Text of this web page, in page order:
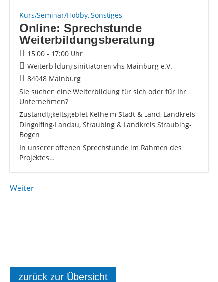
Kurs/Seminar/Hobby, Sonstiges
Online: Sprechstunde
Weiterbildungsberatung
15:00 - 17:00 Uhr
Weiterbildungsinitiatoren vhs Mainburg e.V.
84048 Mainburg
Sie suchen eine Weiterbildung für sich oder für Ihr
Unternehmen?
Zuständigkeitsgebiet Kelheim Stadt & Land, Landkreis
Dingolfing-Landau, Straubing & Landkreis Straubing-
Bogen
In unserer offenen Sprechstunde im Rahmen des
Projektes…
Weiter
zurück zur Übersicht